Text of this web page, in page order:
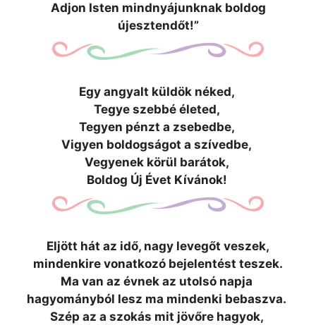
Adjon Isten mindnyájunknak boldog
újesztendőt!”
Egy angyalt küldök néked,
Tegye szebbé életed,
Tegyen pénzt a zsebedbe,
Vigyen boldogságot a szívedbe,
Vegyenek körül barátok,
Boldog Új Évet Kívánok!
Eljött hát az idő, nagy levegőt veszek,
mindenkire vonatkozó bejelentést teszek.
Ma van az évnek az utolsó napja
hagyományból lesz ma mindenki bebaszva.
Szép az a szokás mit jövőre hagyok,